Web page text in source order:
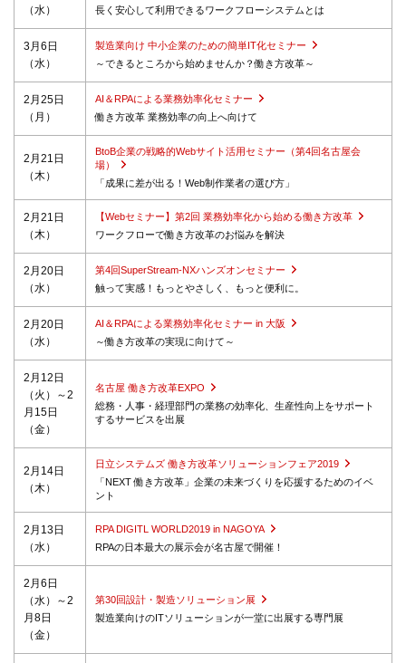
（水）
長く安心して利用できるワークフローシステムとは
3月6日
（水）
製造業向け 中小企業のための簡単IT化セミナー
～できるところから始めませんか？働き方改革～
2月25日
（月）
AI＆RPAによる業務効率化セミナー
働き方改革 業務効率の向上へ向けて
2月21日
（木）
BtoB企業の戦略的Webサイト活用セミナー（第4回名古屋会
場）
「成果に差が出る！Web制作業者の選び方」
2月21日
（木）
【Webセミナー】第2回 業務効率化から始める働き方改革
ワークフローで働き方改革のお悩みを解決
2月20日
（水）
第4回SuperStream-NXハンズオンセミナー
触って実感！もっとやさしく、もっと便利に。
2月20日
（水）
AI＆RPAによる業務効率化セミナー in 大阪
～働き方改革の実現に向けて～
2月12日
（火）～2
月15日
（金）
名古屋 働き方改革EXPO
総務・人事・経理部門の業務の効率化、生産性向上をサポート
するサービスを出展
2月14日
（木）
日立システムズ 働き方改革ソリューションフェア2019
「NEXT 働き方改革」企業の未来づくりを応援するためのイベ
ント
2月13日
（水）
RPA DIGITL WORLD2019 in NAGOYA
RPAの日本最大の展示会が名古屋で開催！
2月6日
（水）～2
月8日
（金）
第30回設計・製造ソリューション展
製造業向けのITソリューションが一堂に出展する専門展